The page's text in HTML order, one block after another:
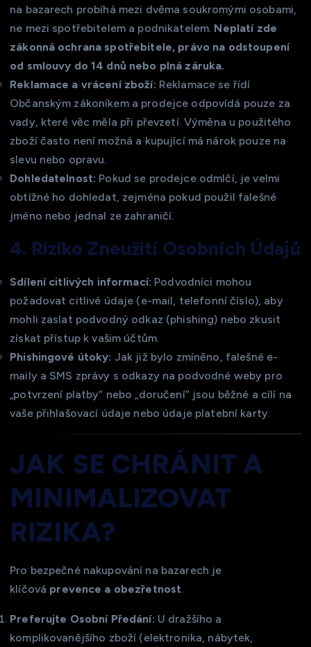
na bazarech probíhá mezi dvěma soukromými osobami,
ne mezi spotřebitelem a podnikatelem. Neplatí zde
zákonná ochrana spotřebitele, právo na odstoupení
od smlouvy do 14 dnů nebo plná záruka.
Reklamace a vrácení zboží: Reklamace se řídí
Občanským zákoníkem a prodejce odpovídá pouze za
vady, které věc měla při převzetí. Výměna u použitého
zboží často není možná a kupující má nárok pouze na
slevu nebo opravu.
Dohledatelnost: Pokud se prodejce odmlčí, je velmi
obtížné ho dohledat, zejména pokud použil falešné
jméno nebo jednal ze zahraničí.
4. Riziko Zneužití Osobních Údajů
Sdílení citlivých informací: Podvodníci mohou
požadovat citlivé údaje (e-mail, telefonní číslo), aby
mohli zaslat podvodný odkaz (phishing) nebo zkusit
získat přístup k vašim účtům.
Phishingové útoky: Jak již bylo zmíněno, falešné e-
maily a SMS zprávy s odkazy na podvodné weby pro
„potvrzení platby“ nebo „doručení“ jsou běžné a cílí na
vaše přihlašovací údaje nebo údaje platební karty.
JAK SE CHRÁNIT A
MINIMALIZOVAT
RIZIKA?
Pro bezpečné nakupování na bazarech je
klíčová prevence a obezřetnost.
Preferujte Osobní Předání: U dražšího a
komplikovanějšího zboží (elektronika, nábytek,